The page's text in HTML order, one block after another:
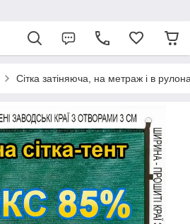
Сітка затіняюча, на метраж і в